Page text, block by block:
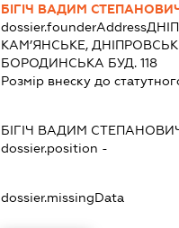
БІГІЧ ВАДИМ
dossier.founderAddress
КАМ’ЯНСЬКЕ,
БОРОДИНСЬКА БУД. 118
Розмір внеску до
БІГІЧ ВАДИМ
dossier.position -
dossier.missingData